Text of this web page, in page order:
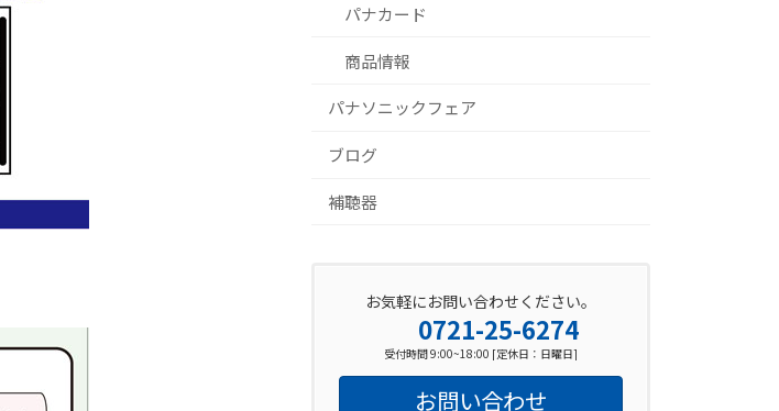
パナカード
商品情報
パナソニックフェア
ブログ
補聴器
お気軽にお問い合わせください。
0721-25-6274
受付時間 9:00~18:00 [定休日：日曜日]
お問い合わせ